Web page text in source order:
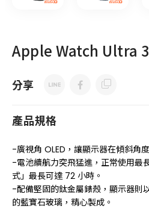
Apple Watch Ultra 3
分享
產品規格
-廣視角 OLED，讓顯示器在傾斜角
-電池續航力突飛猛進，正常使用最
式」最長可達 72 小時。
-配備堅固的鈦金屬錶殼，顯示器則
的藍寶石玻璃，精心製成。